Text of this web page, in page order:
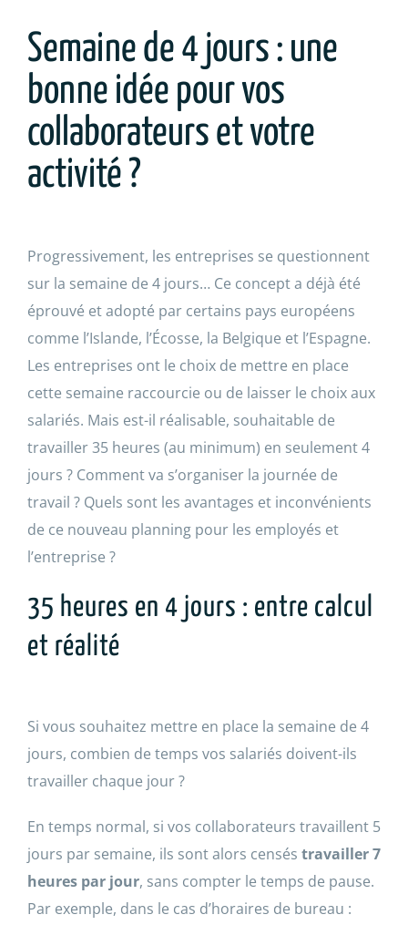
Semaine de 4 jours : une
bonne idée pour vos
collaborateurs et votre
activité ?
Progressivement, les entreprises se questionnent
sur la semaine de 4 jours… Ce concept a déjà été
éprouvé et adopté par certains pays européens
comme l’Islande, l’Écosse, la Belgique et l’Espagne.
Les entreprises ont le choix de mettre en place
cette semaine raccourcie ou de laisser le choix aux
salariés. Mais est-il réalisable, souhaitable de
travailler 35 heures (au minimum) en seulement 4
jours ? Comment va s’organiser la journée de
travail ? Quels sont les avantages et inconvénients
de ce nouveau planning pour les employés et
l’entreprise ?
35 heures en 4 jours : entre calcul
et réalité
Si vous souhaitez mettre en place la semaine de 4
jours, combien de temps vos salariés doivent-ils
travailler chaque jour ?
En temps normal, si vos collaborateurs travaillent 5
jours par semaine, ils sont alors censés travailler7
heures par jour, sans compter le temps de pause.
Par exemple, dans le cas d’horaires de bureau :